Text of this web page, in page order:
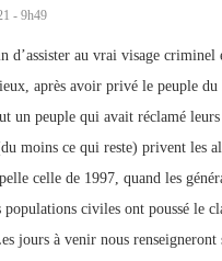
- 9h49
d’assister au vrai visage criminel
après avoir privé le peuple
un peuple qui avait réclamé
moins ce qui reste) privent les
celle de 1997, quand les
populations civiles ont poussé le
jours à venir nous renseigneront